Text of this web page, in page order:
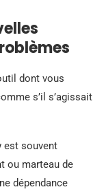
dont vous
s’il s’agissait
est souvent
ou marteau de
dépendance